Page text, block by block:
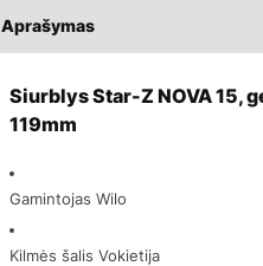
Aprašymas
Siurblys Star-Z NOVA 15,
119mm
Gamintojas Wilo
Kilmės šalis Vokietija